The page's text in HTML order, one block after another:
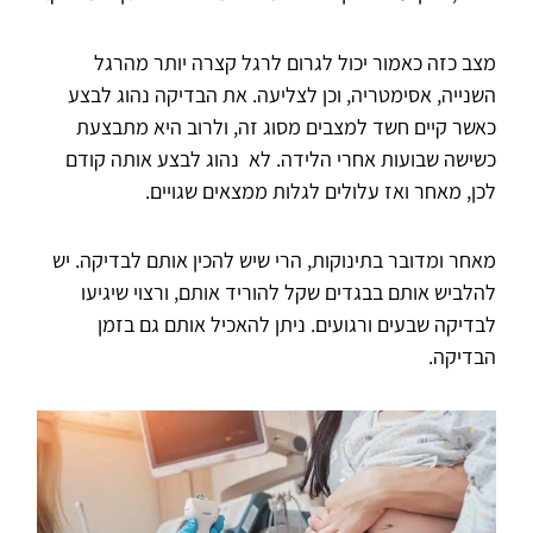
מצב כזה כאמור יכול לגרום לרגל קצרה יותר מהרגל
השנייה, אסימטריה, וכן לצליעה. את הבדיקה נהוג לבצע
כאשר קיים חשד למצבים מסוג זה, ולרוב היא מתבצעת
כשישה שבועות אחרי הלידה. לא נהוג לבצע אותה קודם
לכן, מאחר ואז עלולים לגלות ממצאים שגויים.
מאחר ומדובר בתינוקות, הרי שיש להכין אותם לבדיקה. יש
להלביש אותם בבגדים שקל להוריד אותם, ורצוי שיגיעו
לבדיקה שבעים ורגועים. ניתן להאכיל אותם גם בזמן
הבדיקה.